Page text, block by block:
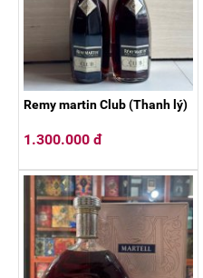
Remy martin Club (Thanh lý)
1.300.000 đ